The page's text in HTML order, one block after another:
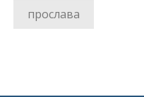
прослава